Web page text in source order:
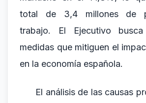
total de 3,4 millones de
trabajo. El Ejecutivo busca
medidas que mitiguen el
en la economía española.
El análisis de las causas